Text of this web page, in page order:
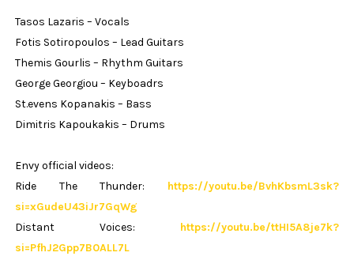
Tasos Lazaris – Vocals
Fotis Sotiropoulos – Lead Guitars
Themis Gourlis – Rhythm Guitars
George Georgiou – Keyboadrs
St.evens Kopanakis – Bass
Dimitris Kapoukakis – Drums
Envy official videos:
Ride The Thunder: https://youtu.be/BvhKbsmL3sk?
si=xGudeU43iJr7GqWg
Distant Voices: https://youtu.be/ttHI5A8je7k?
si=PfhJ2Gpp7B0ALL7L